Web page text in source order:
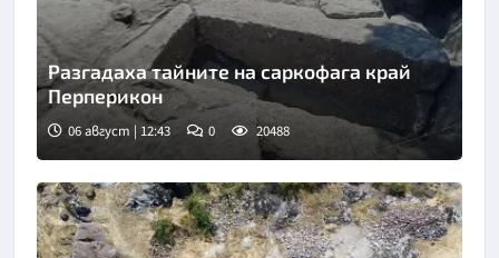
Снимка: Bulgaria ON AIR
Разгадаха тайните на саркофага край
Перперикон
06 август | 12:43 0 20488